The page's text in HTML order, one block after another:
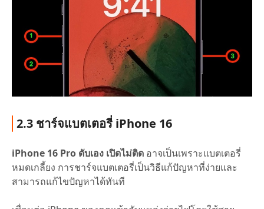
2.3 ชาร์จแบตเตอรี่ iPhone 16
iPhone 16 Pro ดับเอง เปิดไม่ติด อาจเป็นเพราะแบตเตอรี่
หมดเกลี้ยง การชาร์จแบตเตอรี่เป็นวิธีแก้ปัญหาที่ง่ายและ
สามารถแก้ไขปัญหาได้ทันที